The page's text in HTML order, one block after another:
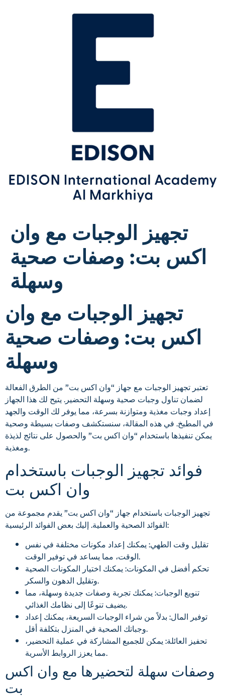
تجهيز الوجبات مع وان
اكس بت: وصفات صحية
وسهلة
تجهيز الوجبات مع وان
اكس بت: وصفات صحية
وسهلة
تعتبر تجهيز الوجبات مع جهاز “وان اكس بت” من الطرق الفعالة
لضمان تناول وجبات صحية وسهلة التحضير. يتيح لك هذا الجهاز
إعداد وجبات مغذية ومتوازنة بسرعة، مما يوفر لك الوقت والجهد
في المطبخ. في هذه المقالة، سنستكشف وصفات بسيطة وصحية
يمكن تنفيذها باستخدام “وان اكس بت” والحصول على نتائج لذيذة
ومغذية.
فوائد تجهيز الوجبات باستخدام
وان اكس بت
تجهيز الوجبات باستخدام جهاز “وان اكس بت” يقدم مجموعة من
الفوائد الصحية والعملية. إليك بعض الفوائد الرئيسية:
تقليل وقت الطهي: يمكنك إعداد مكونات مختلفة في نفس
الوقت، مما يساعد في توفير الوقت.
تحكم أفضل في المكونات: يمكنك اختيار المكونات الصحية
وتقليل الدهون والسكر.
تنويع الوجبات: يمكنك تجربة وصفات جديدة وسهلة، مما
يضيف تنوعًا إلى نظامك الغذائي.
توفير المال: بدلاً من شراء الوجبات السريعة، يمكنك إعداد
وجباتك الصحية في المنزل بتكلفة أقل.
تحفيز العائلة: يمكن للجميع المشاركة في عملية التحضير،
مما يعزز الروابط الأسرية.
وصفات سهلة لتحضيرها مع وان اكس
بت